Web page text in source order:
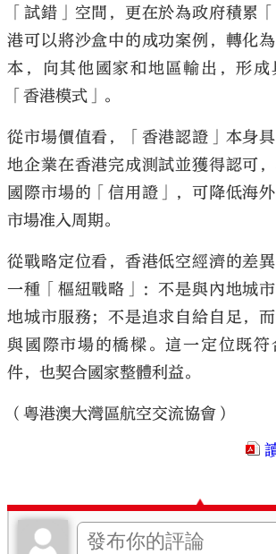
「試錯」空間，更在於為政府積累
港可以將沙盒中的成功案例，轉化
本，向其他國家和地區輸出，形成
「香港模式」。
從市場價值看，「香港認證」本身
地企業在香港完成測試並獲得認可
國際市場的「信用證」，可降低海
市場准入周期。
從戰略定位看，香港低空經濟的差
一種「樞紐戰略」：不是與內地城
地城市服務；不是追求自給自足，
與國際市場的橋樑。這一定位既
件，也契合國家整體利益。
（粵港澳大灣區航空交流協會）